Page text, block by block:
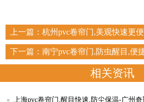
上一篇： 杭州pvc卷帘门,美观快速更
下一篇： 南宁pvc卷帘门,防虫醒目,便
相关资讯
上海pvc卷帘门,醒目快速,防尘保温-广州奇